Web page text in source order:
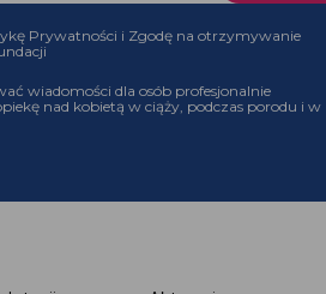
Prywatności i Zgodę na otrzymywanie
wiadomości dla osób profesjonalnie
nad kobietą w ciąży, podczas porodu i w